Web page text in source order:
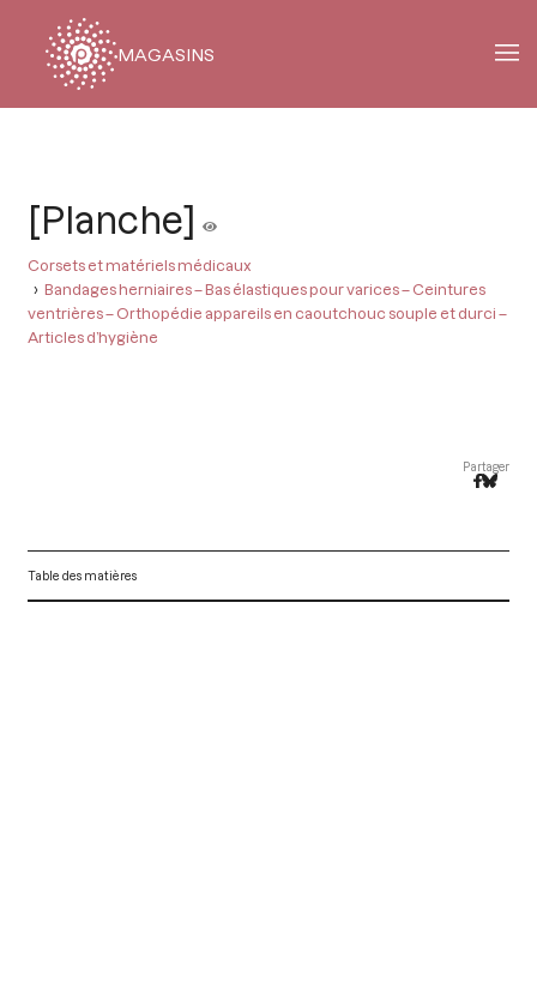
MAGASINS
[Planche]
Corsets et matériels médicaux
Bandages herniaires – Bas élastiques pour varices – Ceintures
ventrières – Orthopédie appareils en caoutchouc souple et durci –
Articles d’hygiène
Partager
Table des matières